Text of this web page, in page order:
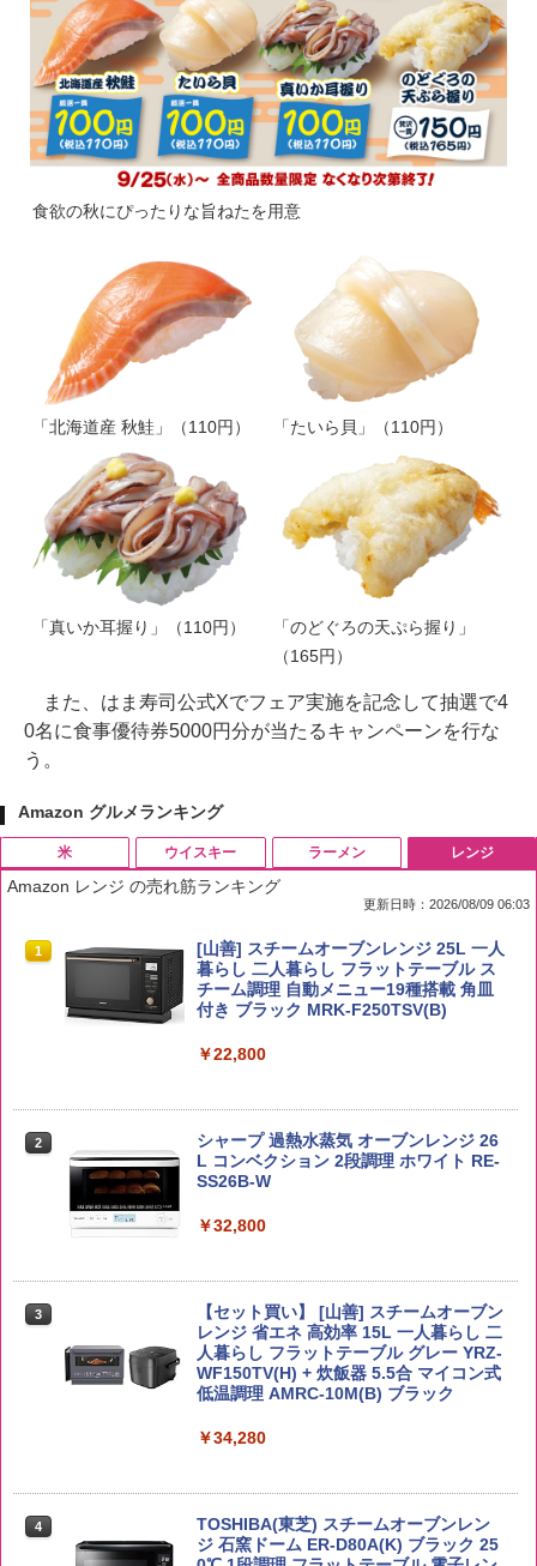
食欲の秋にぴったりな旨ねたを用意
「北海道産 秋鮭」（110円） 「たいら貝」（110円）
「真いか耳握り」（110円）
「のどぐろの天ぷら握り」
（165円）
また、はま寿司公式Xでフェア実施を記念して抽選で4
0名に食事優待券5000円分が当たるキャンペーンを行な
う。
Amazon グルメランキング
米
1 by Amazon 国産ブレンド米 精米 5kg
￥2,650
5kg 長野県産 令和7年産
￥3,980
【在庫処分価格】ももたろう印 無洗米 5
kg 業務用 お米マイスターブレンド
￥2,680
￥5,809
ウイスキー
1
ブラックニッカ ニッカ Nikka ウィスキ
ー4000ml ブラックニッカクリア ウヰス
キー 【日本 アサヒ ウィスキー】 大容量
お得 4リットル
￥4,358
2
角瓶 2700ml サントリー ウイスキー ハ
イボール 大容量
3
角ハイボール 350ml×24本 サントリー ウ
イスキー ハイボール 缶
￥4,927
容量 4リットル
￥4,274
ラーメン
1
チキンラーメン どんぶり 85g×12個 日清
食品 インスタント カップ麺
￥1,939
麺 小腹 インスタント アウトドアにも ロ
ーリングストック 大人買い おやつカン
パニー
￥1,288
3
国分 tabete だし麺 千葉県産はまぐりだ
し 塩らーめん 108g×10袋 保存食 備蓄
￥2,323
らに塩分控えめ 78g×12個
レンジ
Amazon レンジ の売れ筋ランキング
更新日時：2026/08/09 06:03
1
[山善] スチームオーブンレンジ 25L 一人
暮らし 二人暮らし フラットテーブル ス
チーム調理 自動メニュー19種搭載 角皿
付き ブラック MRK-F250TSV(B)
￥22,800
2
シャープ 過熱水蒸気 オーブンレンジ 26
L コンベクション 2段調理 ホワイト RE-
SS26B-W
￥32,800
3
【セット買い】 [山善] スチームオーブン
レンジ 省エネ 高効率 15L 一人暮らし 二
人暮らし フラットテーブル グレー YRZ-
WF150TV(H) + 炊飯器 5.5合 マイコン式
低温調理 AMRC-10M(B) ブラック
￥34,280
4
TOSHIBA(東芝) スチームオーブンレン
ジ 石窯ドーム ER-D80A(K) ブラック 25